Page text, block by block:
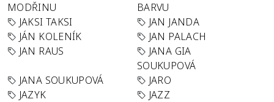
MODŘINU
BARVU
JAKSI TAKSI
JAN JANDA
JÁN KOLENÍK
JAN PALACH
JAN RAUS
JANA GIA
SOUKUPOVÁ
JANA SOUKUPOVÁ
JARO
JAZYK
JAZZ